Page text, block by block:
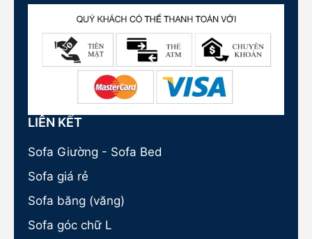
LIÊN KẾT
Sofa Giường - Sofa Bed
Sofa giá rẻ
Sofa băng (văng)
Sofa góc chữ L